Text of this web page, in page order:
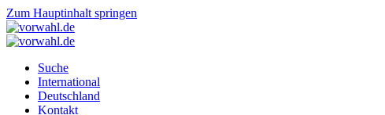
Zum Hauptinhalt springen
Suche
International
Deutschland
Kontakt